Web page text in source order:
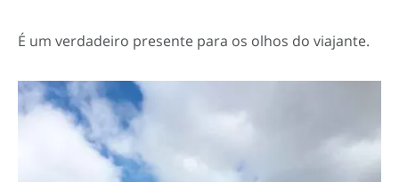
É um verdadeiro presente para os olhos do viajante.